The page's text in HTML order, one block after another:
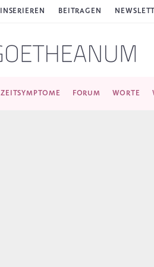
INSERIEREN BEITRAGEN
ZEITSYMPTOME FORUM WORTE